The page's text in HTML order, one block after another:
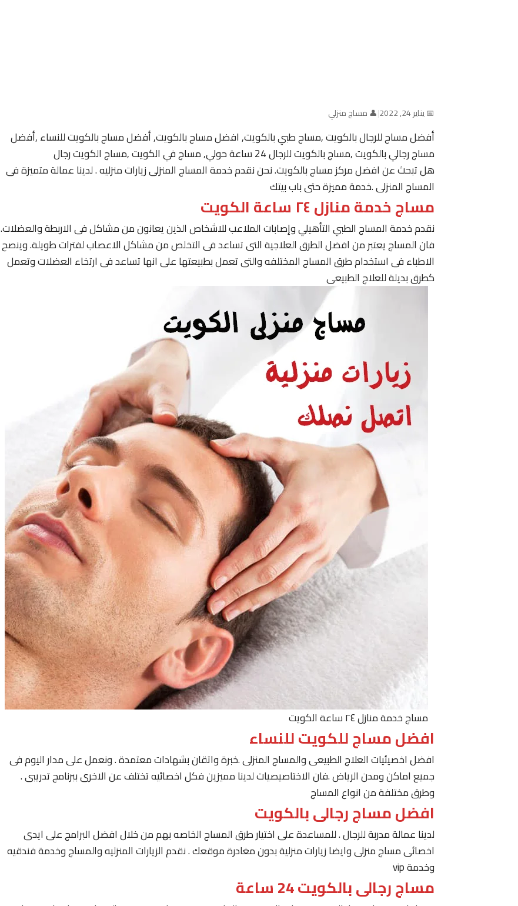
📅 يناير 24, 2022 |👤 مساج منزلي
أفضل مساج للرجال بالكويت ,مساج طبي بالكويت, افضل مساج بالكويت, أفضل مساج بالكويت للنساء ,أفضل
مساج رجالي بالكويت ,مساج بالكويت للرجال 24 ساعة حولي, مساج في الكويت ,مساج الكويت رجال
هل تبحث عن افضل مركز مساج بالكويت. نحن نقدم خدمة المساج المنزلى زيارات منزليه . لدينا عمالة متميزة فى
المساج المنزلى .خدمة مميزة حتى باب بيتك
مساج خدمة منازل ٢٤ ساعة الكويت
نقدم خدمة المساج الطبي التأهيلي وإصابات الملاعب للاشخاص الذين يعانون من مشاكل فى الاربطة والعضلات.
فان المساج يعتبر من افضل الطرق العلاجية التى تساعد فى التخلص من مشاكل الاعصاب لفترات طويلة. وينصح
الاطباء فى استخدام طرق المساج المختلفه والتى تعمل بطبيعتها على انها تساعد فى ارتخاء العضلات وتعمل
كطرق بديلة للعلاج الطبيعى
مساج خدمة منازل ٢٤ ساعة الكويت
افضل مساج للكويت للنساء
افضل اخصيئيات العلاج الطبيعى والمساج المنزلى .خبرة واتقان بشهادات معتمدة . ونعمل على مدار اليوم فى
جميع اماكن ومدن الرياض .فان الاختاصيصيات لدينا مميزين فكل اخصائيه تختلف عن الاخرى ببرنامج تدريبى .
وطرق مختلفة من انواع المساج
افضل مساج رجالى بالكويت
لدينا عمالة مدربة للرجال . للمساعدة على اختيار طرق المساج الخاصه بهم من خلال افضل البرامج على ايدى
اخصائى مساج منزلى وايضا زيارات منزلية بدون مغادرة موقعك . نقدم الزيارات المنزليه والمساج وخدمة فندقيه
وخدمة vip
مساج رجالى بالكويت 24 ساعة